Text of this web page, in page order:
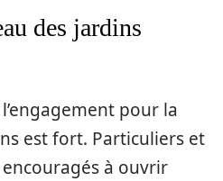
des jardins
pour la
est fort. Particuliers et
à ouvrir